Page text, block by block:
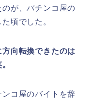
が、パチンコ屋の
頃でした。
向転換できたのは
コ屋のバイトを辞